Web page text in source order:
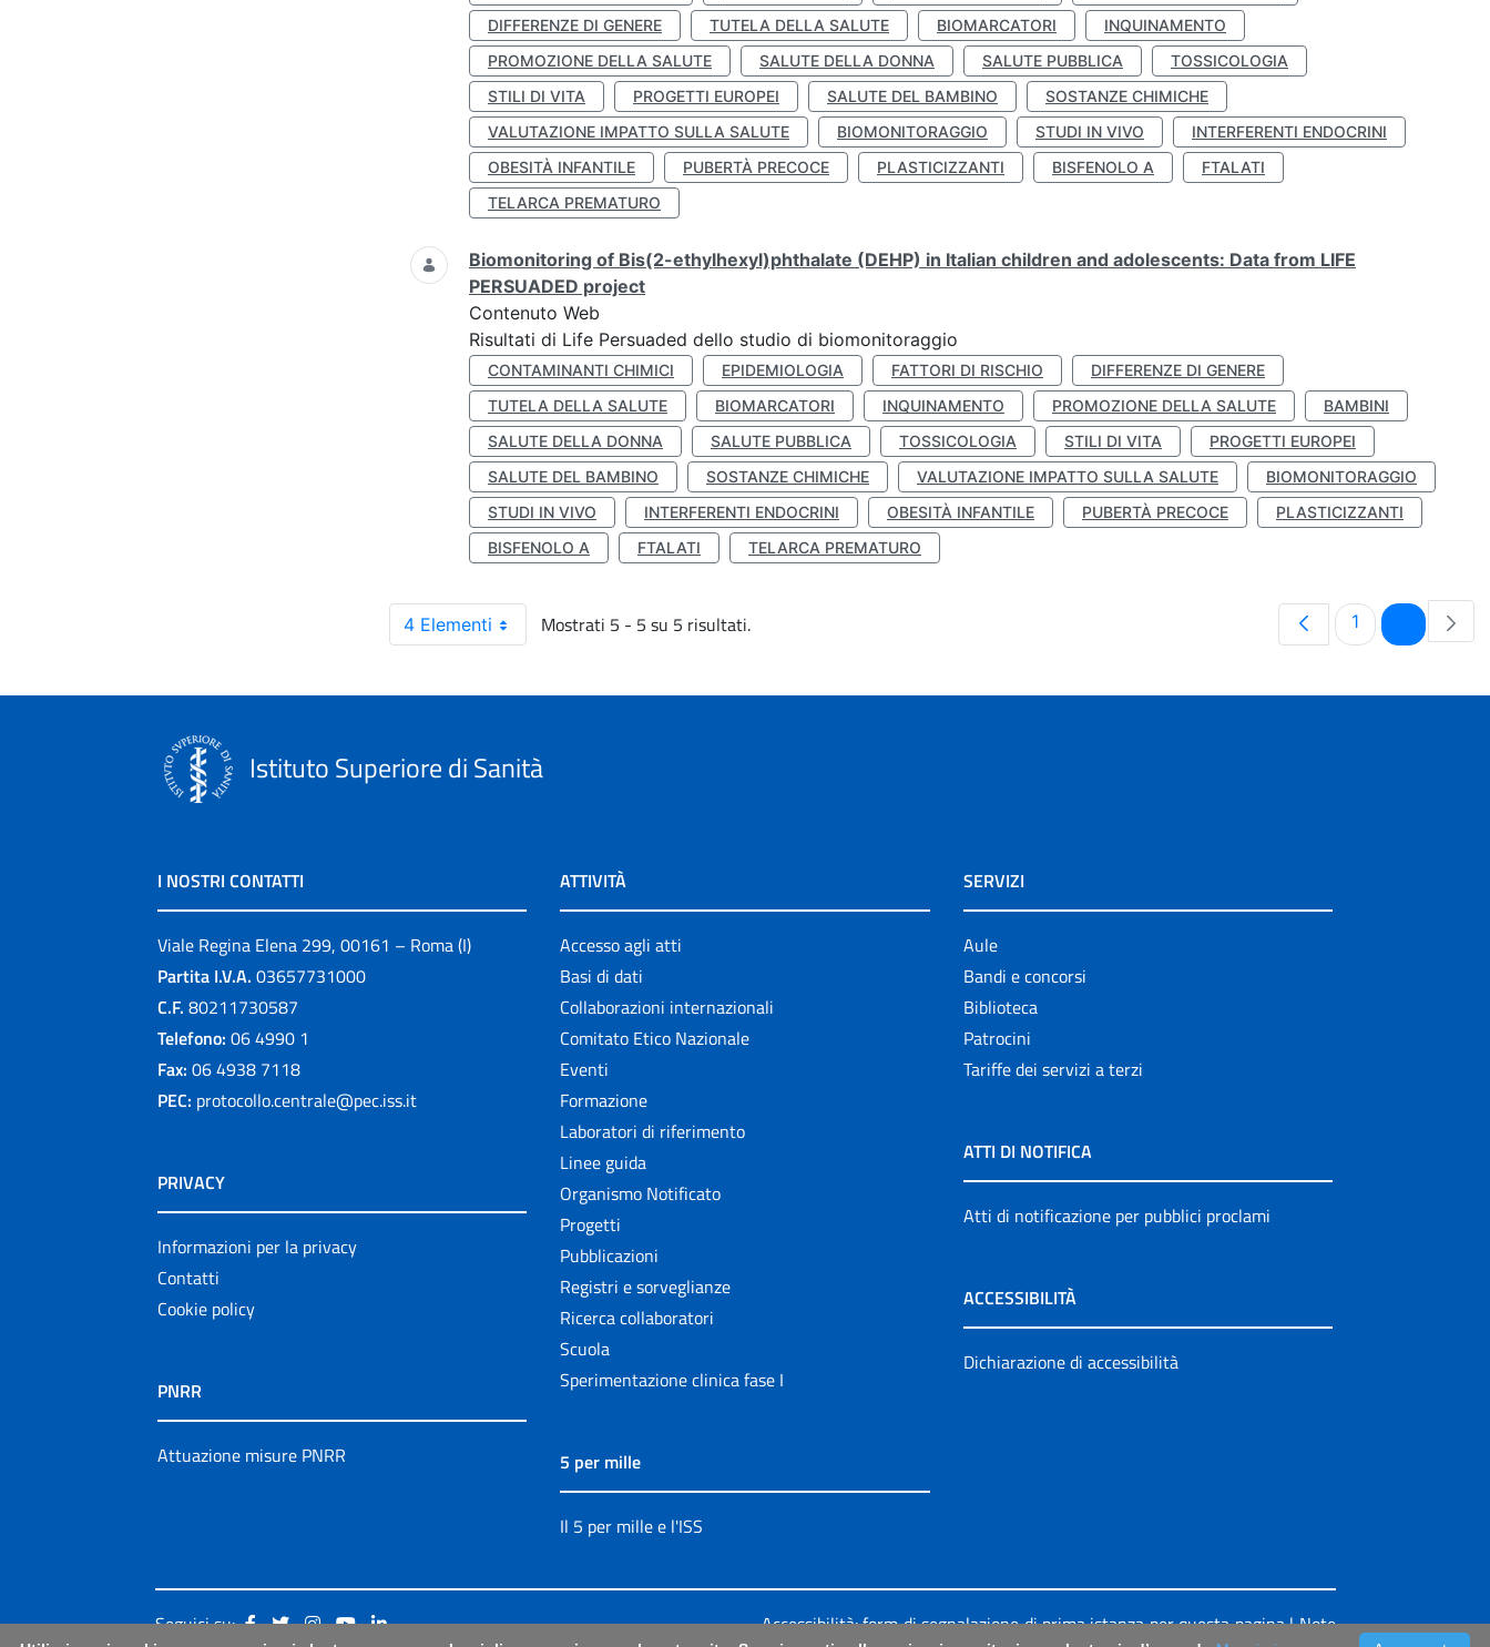
DIFFERENZE DI GENERE
TUTELA DELLA SALUTE BIOMARCATORI
INQUINAMENTO
PROMOZIONE DELLA SALUTE
SALUTE DELLA DONNA SALUTE PUBBLICA
TOSSICOLOGIA
STILI DI VITA
PROGETTI EUROPEI SALUTE DEL BAMBINO
SOSTANZE CHIMICHE
VALUTAZIONE IMPATTO SULLA SALUTE
BIOMONITORAGGIO STUDI IN VIVO
INTERFERENTI ENDOCRINI
OBESITÀ INFANTILE
PUBERTÀ PRECOCE PLASTICIZZANTI BISFENOLO A
FTALATI
TELARCA PREMATURO
Biomonitoring of Bis(2-ethylhexyl)phthalate (DEHP) in Italian children and adolescents: Data from LIFE
PERSUADED project
Contenuto Web
Risultati di Life Persuaded dello studio di biomonitoraggio
CONTAMINANTI CHIMICI EPIDEMIOLOGIA FATTORI DI RISCHIO
DIFFERENZE DI GENERE
TUTELA DELLA SALUTE
BIOMARCATORI INQUINAMENTO PROMOZIONE DELLA SALUTE
BAMBINI
SALUTE DELLA DONNA
SALUTE PUBBLICA TOSSICOLOGIA STILI DI VITA
PROGETTI EUROPEI
SALUTE DEL BAMBINO
SOSTANZE CHIMICHE VALUTAZIONE IMPATTO SULLA SALUTE
BIOMONITORAGGIO
STUDI IN VIVO
INTERFERENTI ENDOCRINI OBESITÀ INFANTILE PUBERTÀ PRECOCE
PLASTICIZZANTI
BISFENOLO A
FTALATI TELARCA PREMATURO
4 Elementi Mostrati 5 - 5 su 5 risultati. Pagina
1 Pagina
Istituto Superiore di Sanità
I NOSTRI CONTATTI
Viale Regina Elena 299, 00161 – Roma (I)
Partita I.V.A. 03657731000
C.F. 80211730587
Telefono: 06 4990 1
Fax: 06 4938 7118
PEC: protocollo.centrale@pec.iss.it
PRIVACY
Informazioni per la privacy
Contatti
Cookie policy
PNRR
Attuazione misure PNRR
ATTIVITÀ
Accesso agli atti
Basi di dati
Collaborazioni internazionali
Comitato Etico Nazionale
Eventi
Formazione
Laboratori di riferimento
Linee guida
Organismo Notificato
Progetti
Pubblicazioni
Registri e sorveglianze
Ricerca collaboratori
Scuola
Sperimentazione clinica fase I
5 per mille
Il 5 per mille e l'ISS
SERVIZI
Aule
Bandi e concorsi
Biblioteca
Patrocini
Tariffe dei servizi a terzi
ATTI DI NOTIFICA
Atti di notificazione per pubblici proclami
ACCESSIBILITÀ
Dichiarazione di accessibilità
Seguici su: Accessibilità: form di segnalazione di prima istanza per questa pagina|Note